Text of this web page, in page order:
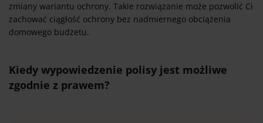
zmiany wariantu ochrony. Takie rozwiązanie może pozwolić Ci
zachować ciągłość ochrony bez nadmiernego obciążenia
domowego budżetu.
Kiedy wypowiedzenie polisy jest możliwe
zgodnie z prawem?